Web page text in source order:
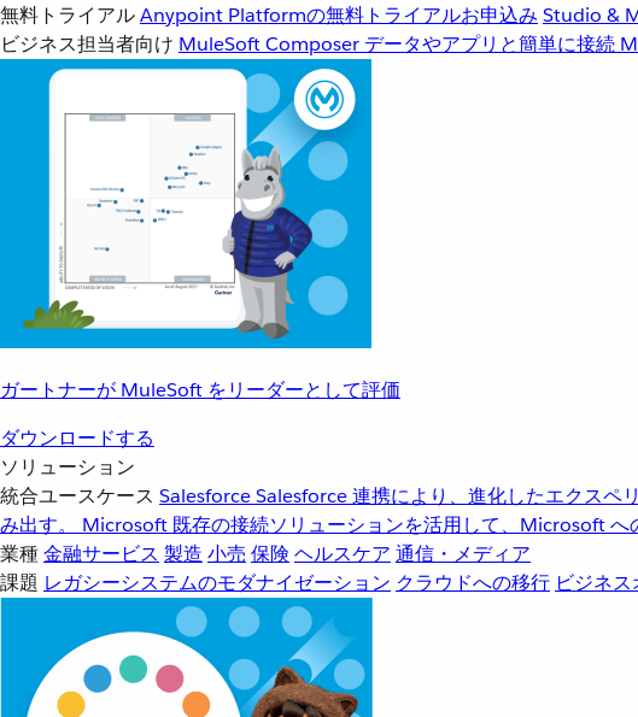
無料トライアルAnypoint Platformの無料トライアルお申込み Studio &
ビジネス担当者向け MuleSoft Composer データやアプリと簡単に接続
ガートナーが MuleSoft をリーダーとして評価
ダウンロードする
ソリューション
統合ユースケース SalesforceSalesforce 連携により、進化したエクスペ
み出す。
Microsoft 既存の接続ソリューションを活用して、Microsoft へ
業種金融サービス 製造 小売 保険 ヘルスケア 通信・メディア
課題 レガシーシステムのモダナイゼーション クラウドへの移行 ビジネ